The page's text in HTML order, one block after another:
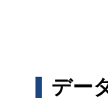
デー